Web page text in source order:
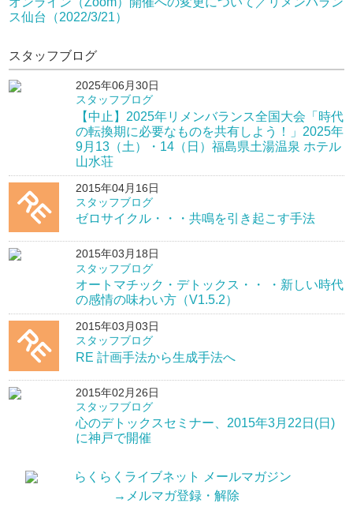
ス仙台（2022/3/21）
スタッフブログ
2025年06月30日
スタッフブログ
【中止】2025年リメンバランス全国大会「時代
の転換期に必要なものを共有しよう！」2025年
9月13（土）・14（日）福島県土湯温泉 ホテル
山水荘
2015年04月16日
スタッフブログ
ゼロサイクル・・・共鳴を引き起こす手法
2015年03月18日
スタッフブログ
オートマチック・デトックス・・ ・新しい時代
の感情の味わい方（V1.5.2）
2015年03月03日
スタッフブログ
RE 計画手法から生成手法へ
2015年02月26日
スタッフブログ
心のデトックスセミナー、2015年3月22日(日)
に神戸で開催
→メルマガ登録・解除